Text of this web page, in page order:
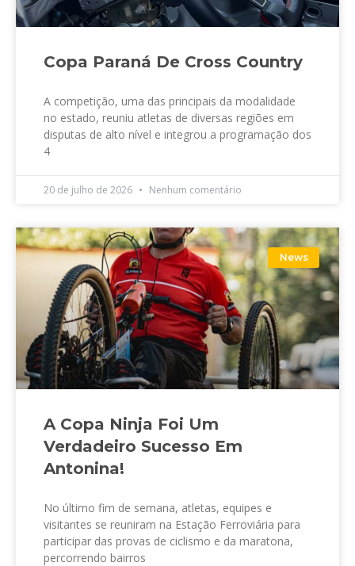
Copa Paraná De Cross Country
A competição, uma das principais da modalidade
no estado, reuniu atletas de diversas regiões em
disputas de alto nível e integrou a programação dos
4
20 de julho de 2026 Nenhum comentário
News
A Copa Ninja Foi Um
Verdadeiro Sucesso Em
Antonina!
No último fim de semana, atletas, equipes e
visitantes se reuniram na Estação Ferroviária para
participar das provas de ciclismo e da maratona,
percorrendo bairros